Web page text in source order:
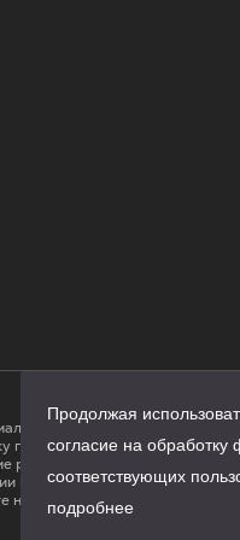
персональных данных
рассылки
на сайте наш.дом.рф
является публичной офертой
Продолжая
согласие на обработку
соответствующих
подробнее